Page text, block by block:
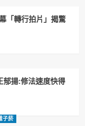
「轉行拍片」揭驚
揚:修法速度快得
子菸